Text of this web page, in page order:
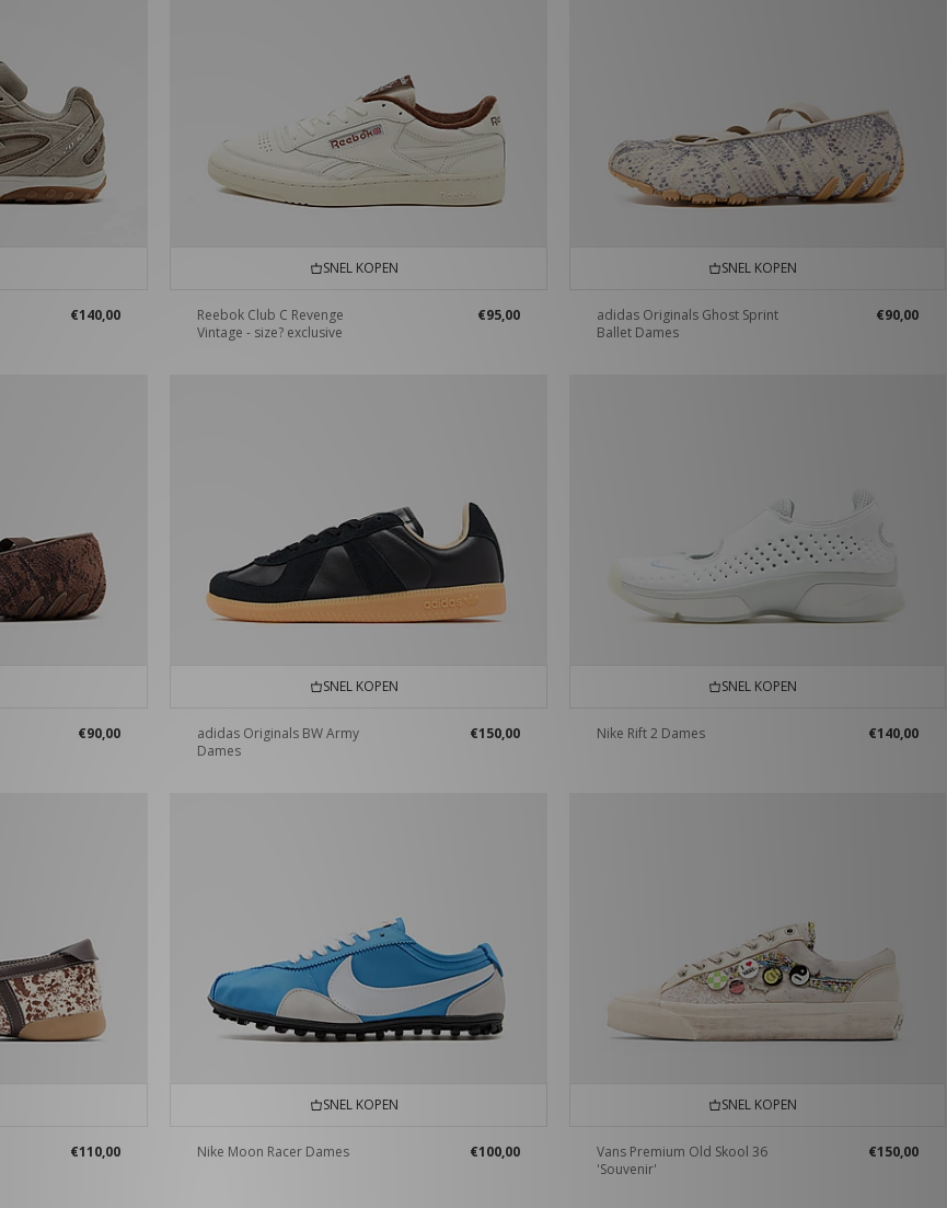
€140,00
SNEL KOPEN
Reebok Club C Revenge
Vintage - size? exclusive
€95,00
SNEL KOPEN
adidas Originals Ghost Sprint
Ballet Dames
€90,00
€90,00
SNEL KOPEN
adidas Originals BW Army
Dames
€150,00
SNEL KOPEN
Nike Rift 2 Dames €140,00
€110,00
SNEL KOPEN
Nike Moon Racer Dames €100,00
SNEL KOPEN
Vans Premium Old Skool 36
'Souvenir'
€150,00